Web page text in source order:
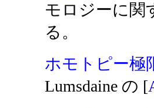
モロジーに関
る。
ホモトピー極
Lumsdaine の [